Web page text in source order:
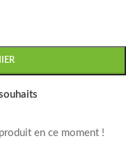
en ce moment !